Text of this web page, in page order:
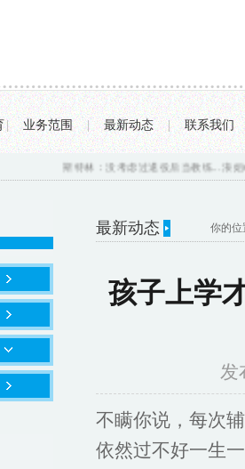
| 业务范围 | 最新动态 | 联系我们
斯特林：没考虑过退役后当教练... 浪姐6：真人
最新动态 你的位
孩子上学
发
不瞒你说，每次
依然过不好一生